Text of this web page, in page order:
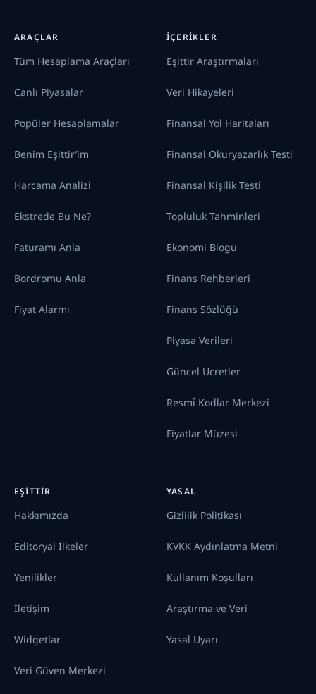
ARAÇLAR
Tüm Hesaplama Araçları
Canlı Piyasalar
Popüler Hesaplamalar
Benim Eşittir’im
Harcama Analizi
Ekstrede Bu Ne?
Faturamı Anla
Bordromu Anla
Fiyat Alarmı
İÇERIKLER
Eşittir Araştırmaları
Veri Hikayeleri
Finansal Yol Haritaları
Finansal Okuryazarlık Testi
Finansal Kişilik Testi
Topluluk Tahminleri
Ekonomi Blogu
Finans Rehberleri
Finans Sözlüğü
Piyasa Verileri
Güncel Ücretler
Resmî Kodlar Merkezi
Fiyatlar Müzesi
EŞITTIR
Hakkımızda
Editoryal İlkeler
Yenilikler
İletişim
Widgetlar
Veri Güven Merkezi
YASAL
Gizlilik Politikası
KVKK Aydınlatma Metni
Kullanım Koşulları
Araştırma ve Veri
Yasal Uyarı